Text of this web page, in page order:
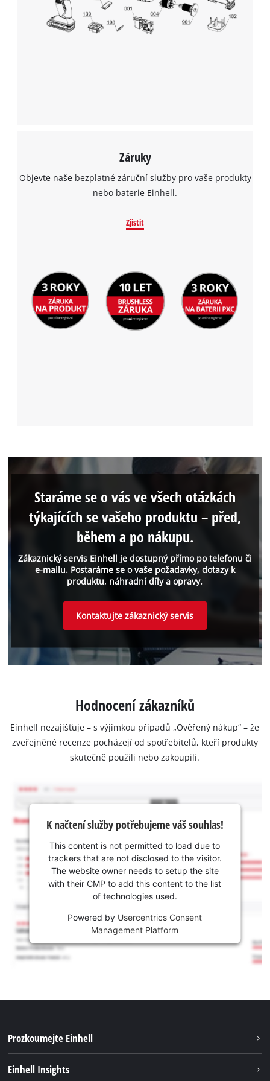
Záruky
Objevte naše bezplatné záruční služby pro vaše produkty
nebo baterie Einhell.
Zjistit
Zákaznický servis Einhell je dostupný přímo po telefonu či
e-mailu. Postaráme se o vaše požadavky, dotazy k
produktu, náhradní díly a opravy.
Staráme se o vás ve všech otázkách
týkajících se vašeho produktu – před,
během a po nákupu.
Kontaktujte zákaznický servis
Hodnocení zákazníků
Einhell nezajišťuje – s výjimkou případů „Ověřený nákup“ – že
zveřejněné recenze pocházejí od spotřebitelů, kteří produkty
skutečně použili nebo zakoupili.
K načtení služby potřebujeme váš souhlas!
This content is not permitted to load due to
trackers that are not disclosed to the visitor.
The website owner needs to setup the site
with their CMP to add this content to the list
of technologies used.
Powered by Usercentrics Consent
Management Platform
Prozkoumejte Einhell
Einhell Insights